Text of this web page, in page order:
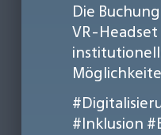
Die
VR-
#Inklusion